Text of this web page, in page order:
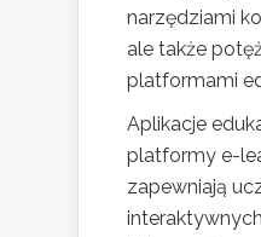
narzędziami
ale także
platformami
Aplikacje
platformy e-
zapewniają